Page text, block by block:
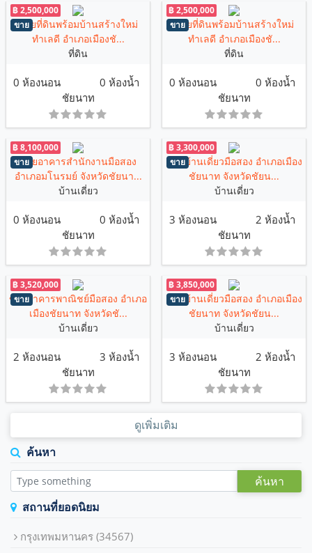
ขาย
฿ 2,500,000
ขายที่ดินพร้อมบ้านสร้างใหม่
ทำเลดี อำเภอเมืองชั...
ที่ดิน
0 ห้องนอน
0 ห้องน้ำ
ชัยนาท
ขาย
฿ 2,500,000
ขายที่ดินพร้อมบ้านสร้างใหม่
ทำเลดี อำเภอเมืองชั...
ที่ดิน
0 ห้องนอน
0 ห้องน้ำ
ชัยนาท
ขาย
฿ 8,100,000
ขายอาคารสำนักงานมือสอง
อำเภอมโนรมย์ จังหวัดชัยนา...
บ้านเดี่ยว
0 ห้องนอน
0 ห้องน้ำ
ชัยนาท
ขาย
฿ 3,300,000
ขายบ้านเดี่ยวมือสอง อำเภอเมือง
ชัยนาท จังหวัดชัยน...
บ้านเดี่ยว
3 ห้องนอน
2 ห้องน้ำ
ชัยนาท
ขาย
฿ 3,520,000
ขายอาคารพาณิชย์มือสอง อำเภอ
เมืองชัยนาท จังหวัดชั...
บ้านเดี่ยว
2 ห้องนอน
3 ห้องน้ำ
ชัยนาท
ขาย
฿ 3,850,000
ขายบ้านเดี่ยวมือสอง อำเภอเมือง
ชัยนาท จังหวัดชัยน...
บ้านเดี่ยว
3 ห้องนอน
2 ห้องน้ำ
ชัยนาท
ดูเพิ่มเติม
ค้นหา
ค้นหา
สถานที่ยอดนิยม
กรุงเทพมหานคร
(34567)